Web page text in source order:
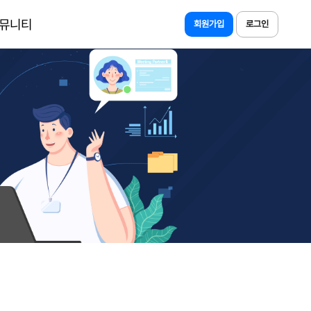
니티 회원가입 로그인